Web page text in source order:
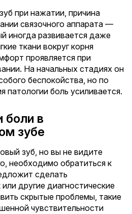
при нажатии, причина
связочного аппарата —
иногда развивается даже
ткани вокруг корня
проявляется при
На начальных стадиях он
беспокойства, но по
патологии боль усиливается.
боли в
зубе
зуб, но вы не видите
необходимо обратиться к
сделать
другие диагностические
скрытые проблемы, такие
чувствительности